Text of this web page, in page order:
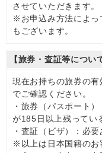
させていただきます。
※お申込み方法によっ
もございます。
【旅券・査証等につい
現在お持ちの旅券の
でご確認ください。
・旅券（パスポート
が185日以上残ってい
・査証（ビザ）：必要
※以上は日本国籍のお